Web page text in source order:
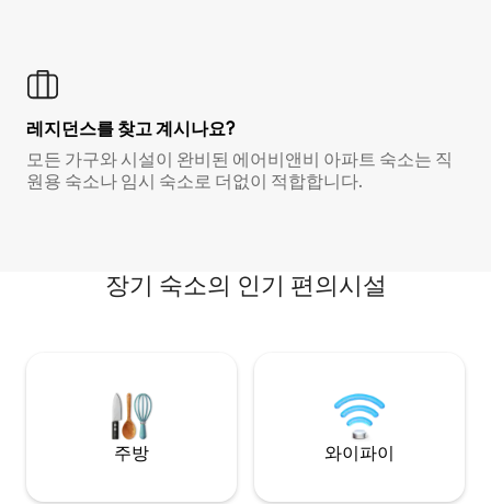
레지던스를 찾고 계시나요?
모든 가구와 시설이 완비된 에어비앤비 아파트 숙소는 직
원용 숙소나 임시 숙소로 더없이 적합합니다.
장기 숙소의 인기 편의시설
주방 와이파이